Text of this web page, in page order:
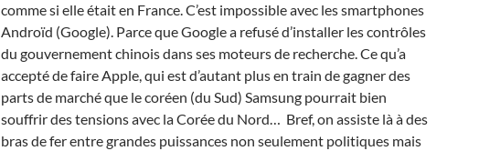
comme si elle était en France. C’est impossible avec les smartphones
Androïd (Google). Parce que Google a refusé d’installer les contrôles
du gouvernement chinois dans ses moteurs de recherche. Ce qu’a
accepté de faire Apple, qui est d’autant plus en train de gagner des
parts de marché que le coréen (du Sud) Samsung pourrait bien
souffrir des tensions avec la Corée du Nord… Bref, on assiste là à des
bras de fer entre grandes puissances non seulement politiques mais